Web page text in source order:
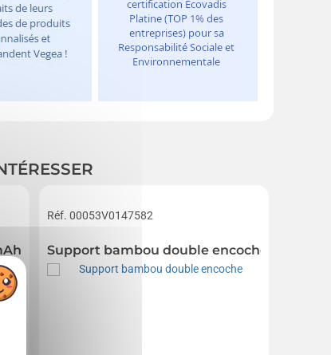
5V
Réf. 00053V0147582
Support bambou double encoche